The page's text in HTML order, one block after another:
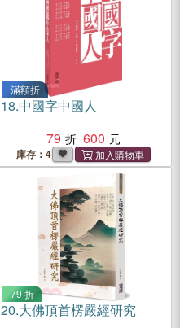
滿額折
18.中國字中國人
79
600
庫存：4
79 折
20.大佛頂首楞嚴經研究